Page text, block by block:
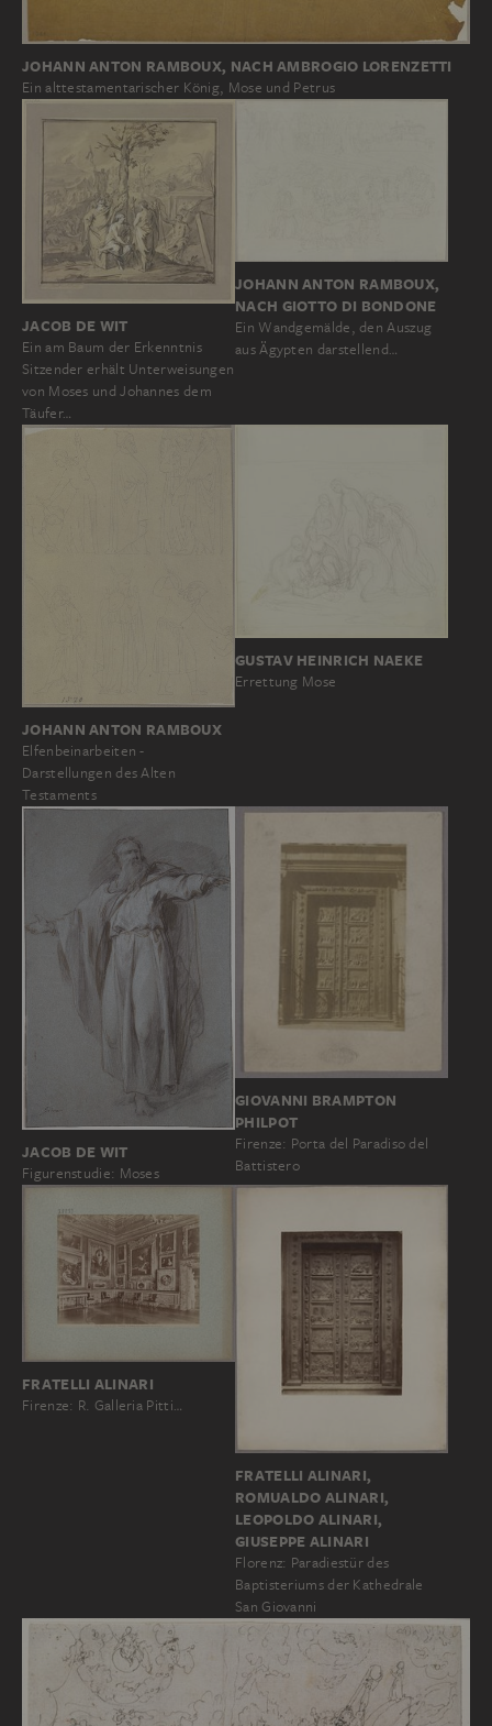
JOHANN ANTON RAMBOUX, NACH AMBROGIO LORENZETTI
Ein alttestamentarischer König, Mose und Petrus
JACOB DE WIT
Ein am Baum der Erkenntnis
Sitzender erhält Unterweisungen
von Moses und Johannes dem
Täufer…
JOHANN ANTON RAMBOUX,
NACH GIOTTO DI BONDONE
Ein Wandgemälde, den Auszug
aus Ägypten darstellend…
JOHANN ANTON RAMBOUX
Elfenbeinarbeiten -
Darstellungen des Alten
Testaments
GUSTAV HEINRICH NAEKE
Errettung Mose
JACOB DE WIT
Figurenstudie: Moses
GIOVANNI BRAMPTON
PHILPOT
Firenze: Porta del Paradiso del
Battistero
FRATELLI ALINARI
Firenze: R. Galleria Pitti…
FRATELLI ALINARI,
ROMUALDO ALINARI,
LEOPOLDO ALINARI,
GIUSEPPE ALINARI
Florenz: Paradiestür des
Baptisteriums der Kathedrale
San Giovanni